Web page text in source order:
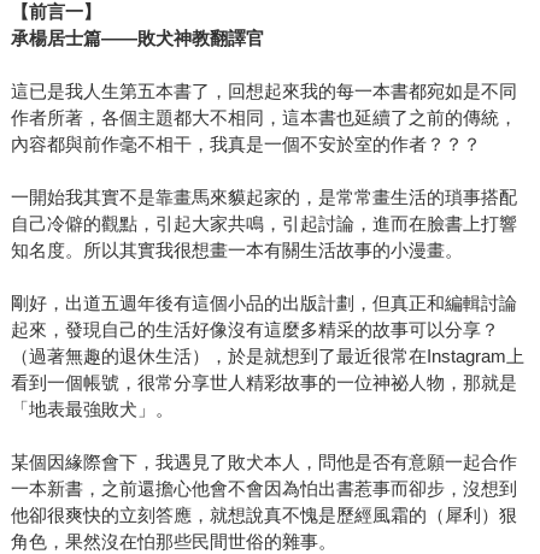
【前言一】
承楊居士篇——敗犬神教翻譯官
這已是我人生第五本書了，回想起來我的每一本書都宛如是不同
作者所著，各個主題都大不相同，這本書也延續了之前的傳統，
內容都與前作毫不相干，我真是一個不安於室的作者？？？
一開始我其實不是靠畫馬來貘起家的，是常常畫生活的瑣事搭配
自己冷僻的觀點，引起大家共鳴，引起討論，進而在臉書上打響
知名度。所以其實我很想畫一本有關生活故事的小漫畫。
剛好，出道五週年後有這個小品的出版計劃，但真正和編輯討論
起來，發現自己的生活好像沒有這麼多精采的故事可以分享？
（過著無趣的退休生活），於是就想到了最近很常在Instagram上
看到一個帳號，很常分享世人精彩故事的一位神祕人物，那就是
「地表最強敗犬」。
某個因緣際會下，我遇見了敗犬本人，問他是否有意願一起合作
一本新書，之前還擔心他會不會因為怕出書惹事而卻步，沒想到
他卻很爽快的立刻答應，就想說真不愧是歷經風霜的（犀利）狠
角色，果然沒在怕那些民間世俗的雜事。